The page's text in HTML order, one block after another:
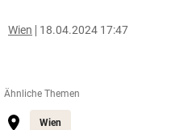
Wien 18.04.2024 17:47
Ähnliche Themen
Wien